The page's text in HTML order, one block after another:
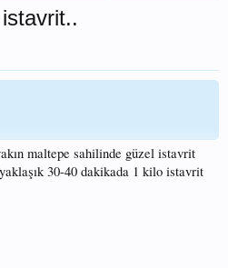
maltepe sahilinde güzel istavrit
30-40 dakikada 1 kilo istavrit